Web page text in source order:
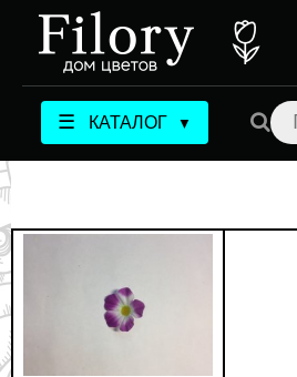
☰ КАТАЛОГ ▼